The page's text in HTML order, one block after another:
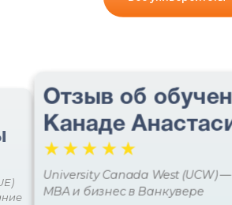
Отзыв об
Канаде
☆☆☆ ☆☆
University Canada West (UCW) —
MBA и бизнес в Ванкувере